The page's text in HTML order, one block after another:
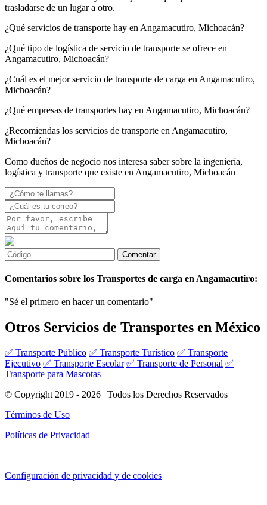
trasladarse de un lugar a otro.
¿Qué servicios de transporte hay en Angamacutiro, Michoacán?
¿Qué tipo de logística de servicio de transporte se ofrece en
Angamacutiro, Michoacán?
¿Cuál es el mejor servicio de transporte de carga en Angamacutiro,
Michoacán?
¿Qué empresas de transportes hay en Angamacutiro, Michoacán?
¿Recomiendas los servicios de transporte en Angamacutiro,
Michoacán?
Como dueños de negocio nos interesa saber sobre la ingeniería,
logística y transporte que existe en Angamacutiro, Michoacán
Comentarios sobre los Transportes de carga en Angamacutiro:
"Sé el primero en hacer un comentario"
Otros Servicios de Transportes en México
✅ Transporte Público ✅ Transporte Turístico ✅ Transporte
Ejecutivo ✅ Transporte Escolar ✅ Transporte de Personal ✅
Transporte para Mascotas
© Copyright 2019 - 2026 | Todos los Derechos Reservados
Términos de Uso |
Políticas de Privacidad
Configuración de privacidad y de cookies